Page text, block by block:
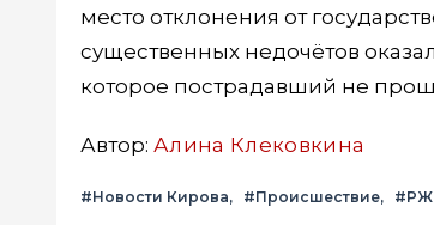
место отклонения от
существенных недочётов
которое пострадавший не
Автор: Алина Клековкина
#Новости Кирова #Происшествие